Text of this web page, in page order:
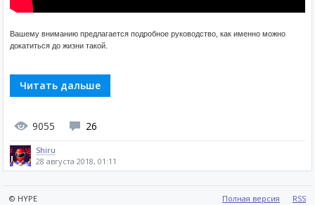
Вашему вниманию предлагается подробное руководство, как именно можно
докатиться до жизни такой.
Читать дальше
9055 26
Shiru
28 августа 2018, 01:11
Полная версия RSS
© HYPE